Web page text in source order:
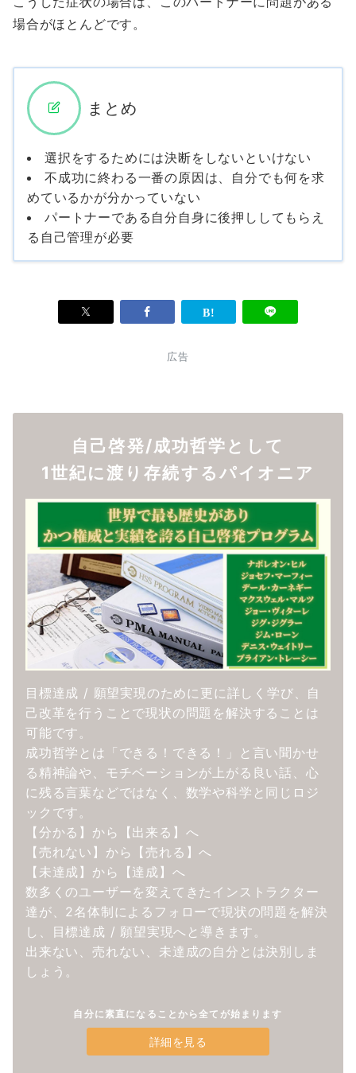
場合がほとんどです。
まとめ
選択をするためには決断をしないといけない
不成功に終わる一番の原因は、自分でも何を求
めているかが分かっていない
パートナーである自分自身に後押ししてもらえ
る自己管理が必要
広告
自己啓発/成功哲学として
1世紀に渡り存続するパイオニア
目標達成 / 願望実現のために更に詳しく学び、自
己改革を行うことで現状の問題を解決することは
可能です。
成功哲学とは「できる！できる！」と言い聞かせ
る精神論や、モチベーションが上がる良い話、心
に残る言葉などではなく、数学や科学と同じロジ
ックです。
【分かる】から【出来る】へ
【売れない】から【売れる】へ
【未達成】から【達成】へ
数多くのユーザーを変えてきたインストラクター
達が、2名体制によるフォローで現状の問題を解決
し、目標達成 / 願望実現へと導きます。
出来ない、売れない、未達成の自分とは決別しま
しょう。
自分に素直になることから全てが始まります
詳細を見る